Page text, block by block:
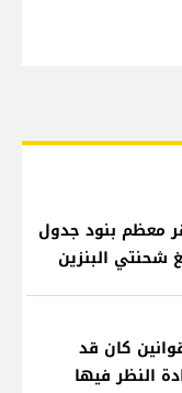
معظم بنود جدول
شحنتي البنزين
كان قد
النظر فيها